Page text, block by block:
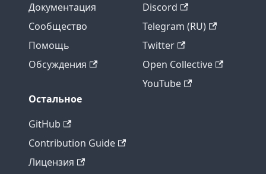
Документация
Сообщество
Помощь
Обсуждения
Discord
Telegram (RU)
Twitter
Open Collective
YouTube
Остальное
GitHub
Contribution Guide
Лицензия